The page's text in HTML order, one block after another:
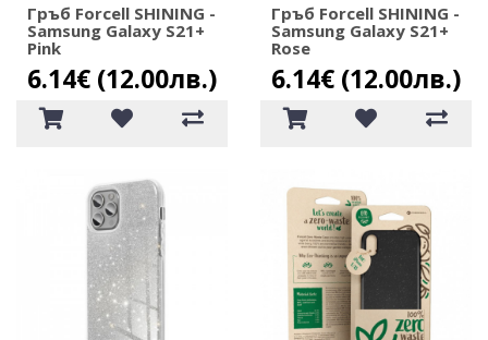
Гръб Forcell SHINING -
Samsung Galaxy S21+
Pink
6.14€ (12.00лв.)
Гръб Forcell SHINING -
Samsung Galaxy S21+
Rose
6.14€ (12.00лв.)